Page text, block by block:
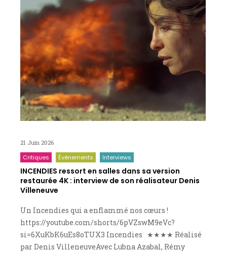
21 Juin 2026
Critiques Événements Interviews
INCENDIES ressort en salles dans sa version
restaurée 4K : interview de son réalisateur Denis
Villeneuve
Un Incendies qui a enflammé nos cœurs !
https://youtube.com/shorts/6pVZswM9eVc?
si=6XuKbK6uEs8oTUX3 Incendies ★★★★ Réalisé
par Denis VilleneuveAvec Lubna Azabal, Rémy